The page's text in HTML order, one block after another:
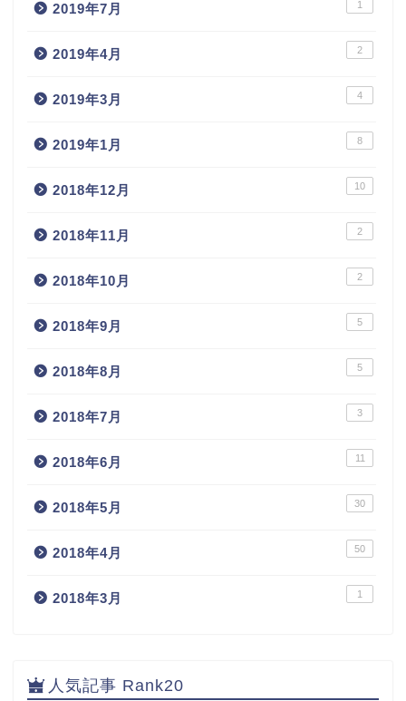
2019年7月 1
2019年4月 2
2019年3月 4
2019年1月 8
2018年12月 10
2018年11月 2
2018年10月 2
2018年9月 5
2018年8月 5
2018年7月 3
2018年6月 11
2018年5月 30
2018年4月 50
2018年3月 1
人気記事 Rank20